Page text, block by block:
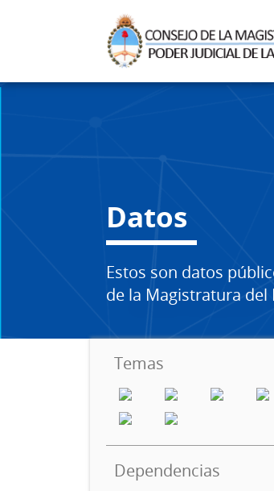
Datos
Estos son datos
de la Magistratura del
Temas
Dependencias